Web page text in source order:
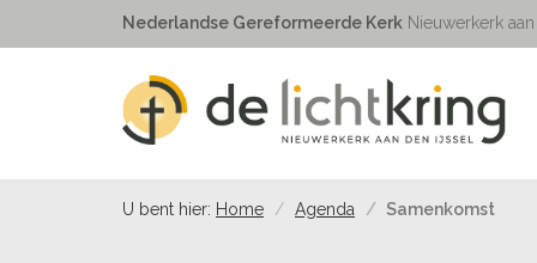
Nederlandse Gereformeerde Kerk Nieuwerkerk
U bent hier: Home Agenda Samenkomst